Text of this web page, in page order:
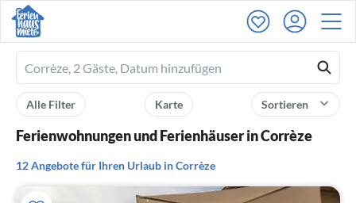
Ferienhausmiete
logo
Sortieren
Karte
Alle Filter
Ferienwohnungen und Ferienhäuser in Corrèze
12 Angebote für Ihren Urlaub in Corrèze